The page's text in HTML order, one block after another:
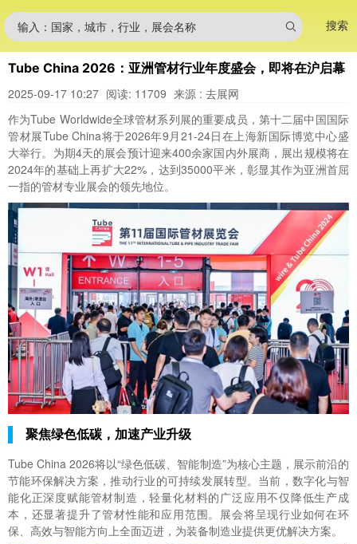
输入：国家，城市，行业，展会名称 搜索
Tube China 2026：亚洲管材行业年度盛会，即将在沪启幕
2025-09-17 10:27 阅读: 11709 来源 : 去展网
作为Tube Worldwide全球管材系列展的重要成员，第十二届中国国际
管材展Tube China将于2026年9月21-24日在上海新国际博览中心盛
大举行。为期4天的展会预计迎来400余家国内外展商，展出规模将在
2024年的基础上再扩大22%，达到35000平米，彰显其作为亚洲首屈
一指的管材专业展会的领先地位。
聚焦绿色低碳，加速产业升级
Tube China 2026将以“绿色低碳、智能制造”为核心主题，展示前沿的
节能环保解决方案，推动行业的可持续发展转型。当前，数字化与智
能化正深度赋能管材制造，轻量化材料的广泛应用不仅降低生产成
本，还显著提升了管材性能和应用范围。展会将呈现行业如何在环
保、高效与智能方向上全面迈进，为装备制造业提供更优解决方案。